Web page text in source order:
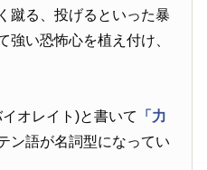
蹴る、投げるといった暴
強い恐怖心を植え付け、
イオレイト)と書いて
「力
ン語が名詞型になってい